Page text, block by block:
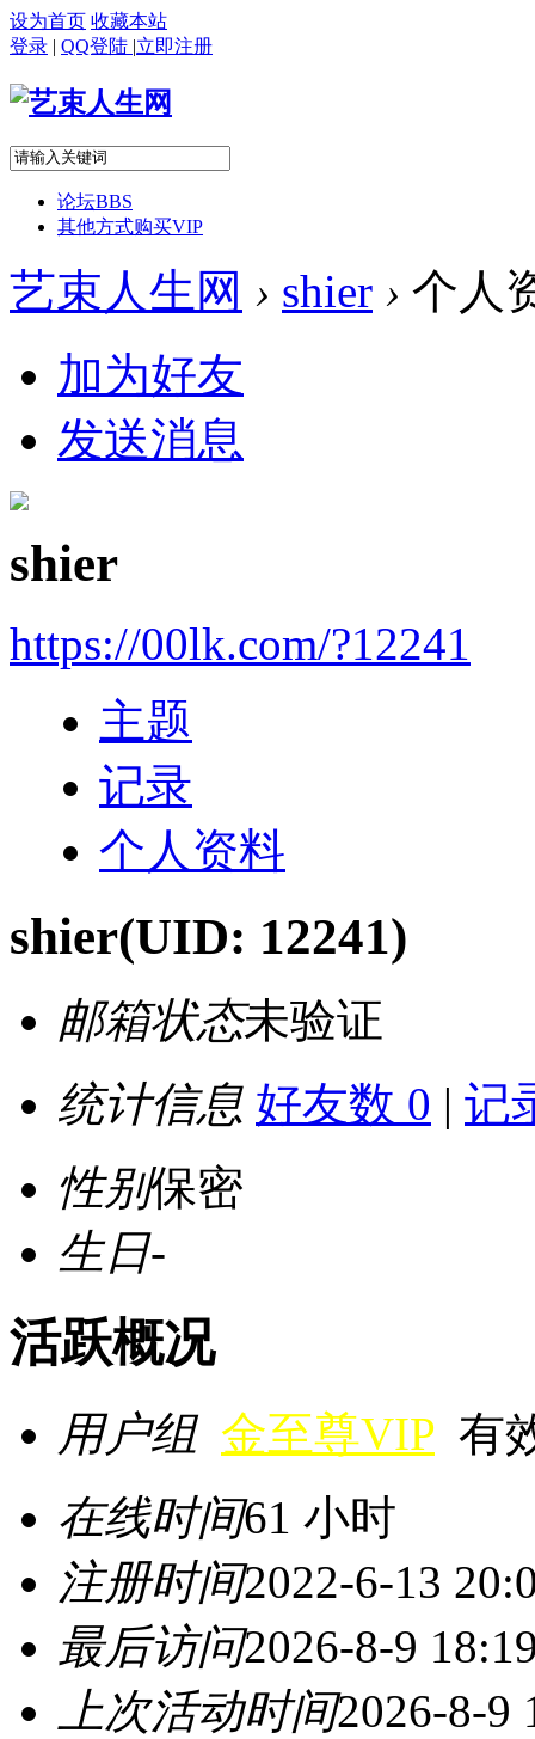
设为首页 收藏本站
登录 | QQ登陆 |立即注册
论坛BBS
其他方式购买VIP
艺束人生网 › shier › 个人
加为好友
发送消息
shier
https://00lk.com/?12241
主题
记录
个人资料
shier(UID: 12241)
邮箱状态未验证
统计信息 好友数 0 | 记
性别保密
生日-
活跃概况
用户组 金至尊VIP 有
在线时间61 小时
注册时间2022-6-13
最后访问2026-8-9
上次活动时间2026-8-9